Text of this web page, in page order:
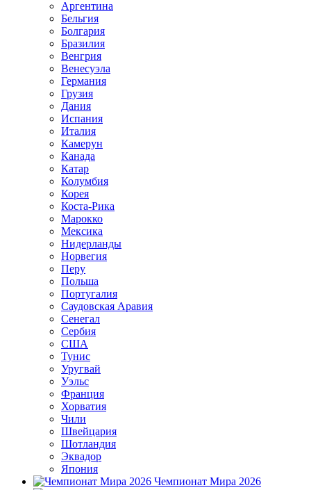
Аргентина
Бельгия
Болгария
Бразилия
Венгрия
Венесуэла
Германия
Грузия
Дания
Испания
Италия
Камерун
Канада
Катар
Колумбия
Корея
Коста-Рика
Марокко
Мексика
Нидерланды
Норвегия
Перу
Польша
Португалия
Саудовская Аравия
Сенегал
Сербия
США
Тунис
Уругвай
Уэльс
Франция
Хорватия
Чили
Швейцария
Шотландия
Эквадор
Япония
Чемпионат Мира 2026